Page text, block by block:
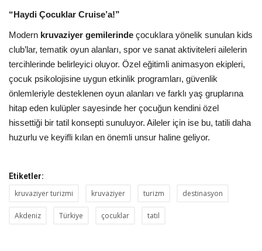
“Haydi Çocuklar Cruise’a!”
Modern kruvaziyer gemilerinde çocuklara yönelik sunulan kids
club’lar, tematik oyun alanları, spor ve sanat aktiviteleri ailelerin
tercihlerinde belirleyici oluyor. Özel eğitimli animasyon ekipleri,
çocuk psikolojisine uygun etkinlik programları, güvenlik
önlemleriyle desteklenen oyun alanları ve farklı yaş gruplarına
hitap eden kulüpler sayesinde her çocuğun kendini özel
hissettiği bir tatil konsepti sunuluyor. Aileler için ise bu, tatili daha
huzurlu ve keyifli kılan en önemli unsur haline geliyor.
Etiketler:
kruvaziyer turizmi kruvaziyer turizm destinasyon
Akdeniz Türkiye çocuklar tatil